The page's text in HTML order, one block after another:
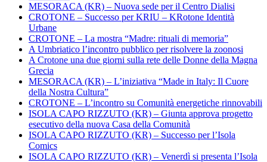
MESORACA (KR) – Nuova sede per il Centro Dialisi
CROTONE – Successo per KRIU – KRotone Identità
Urbane
CROTONE – La mostra “Madre: rituali di memoria”
A Umbriatico l’incontro pubblico per risolvere la zoonosi
A Crotone una due giorni sulla rete delle Donne della Magna
Grecia
MESORACA (KR) – L’iniziativa “Made in Italy: Il Cuore
della Nostra Cultura”
CROTONE – L’incontro su Comunità energetiche rinnovabili
ISOLA CAPO RIZZUTO (KR) – Giunta approva progetto
esecutivo della nuova Casa della Comunità
ISOLA CAPO RIZZUTO (KR) – Successo per l’Isola
Comics
ISOLA CAPO RIZZUTO (KR) – Venerdì si presenta l’Isola